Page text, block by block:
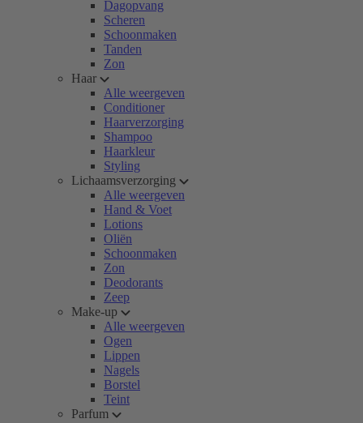
Dagopvang
Scheren
Schoonmaken
Tanden
Zon
Haar
Alle weergeven
Conditioner
Haarverzorging
Shampoo
Haarkleur
Styling
Lichaamsverzorging
Alle weergeven
Hand & Voet
Lotions
Oliën
Schoonmaken
Zon
Deodorants
Zeep
Make-up
Alle weergeven
Ogen
Lippen
Nagels
Borstel
Teint
Parfum